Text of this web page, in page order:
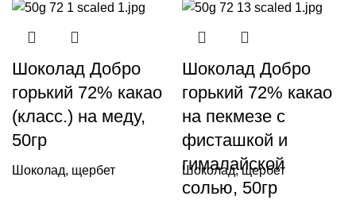
Шоколад Добро
горький 72% какао
(класс.) на меду,
50гр
Шоколад, щербет
Шоколад Добро
горький 72% какао
на пекмезе с
фисташкой и
гималайской
солью, 50гр
Шоколад, щербет